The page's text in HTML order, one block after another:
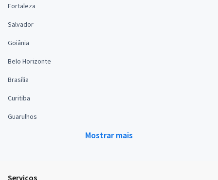
Fortaleza
Salvador
Goiânia
Belo Horizonte
Brasília
Curitiba
Guarulhos
Mostrar mais
Serviços